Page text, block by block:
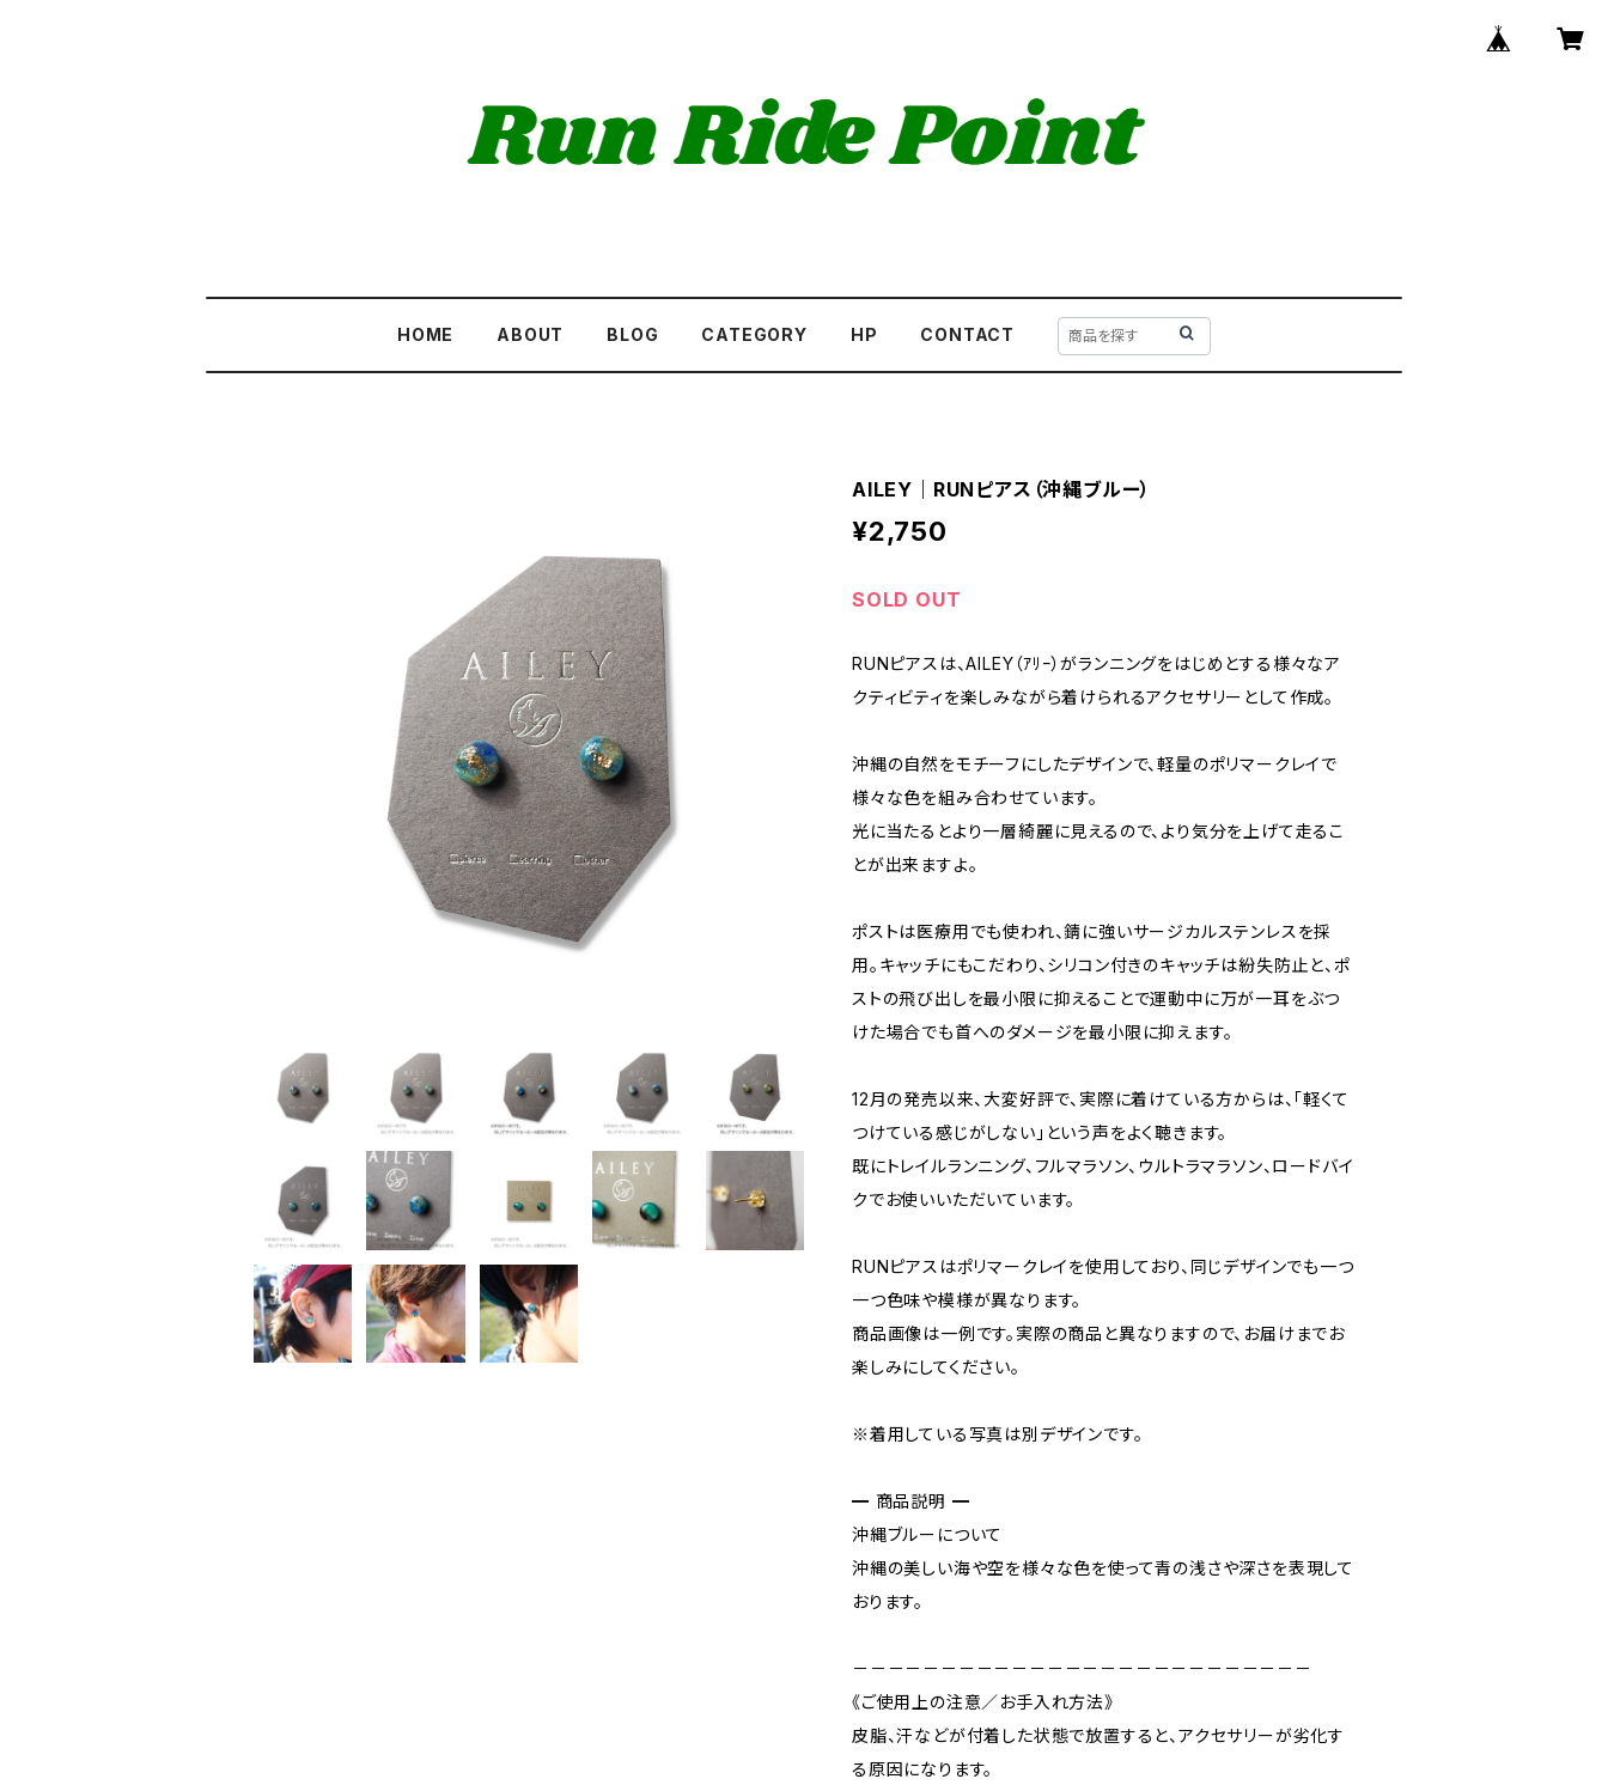
HOME ABOUT BLOG CATEGORY HP CONTACT
AILEY｜RUNピアス（沖縄ブルー）
¥2,750
SOLD OUT
RUNピアスは、AILEY（ｱﾘｰ）がランニングをはじめとする様々なア
クティビティを楽しみながら着けられるアクセサリーとして作成。
沖縄の自然をモチーフにしたデザインで、軽量のポリマークレイで
様々な色を組み合わせています。
光に当たるとより一層綺麗に見えるので、より気分を上げて走るこ
とが出来ますよ。
ポストは医療用でも使われ、錆に強いサージカルステンレスを採
用。キャッチにもこだわり、シリコン付きのキャッチは紛失防止と、ポ
ストの飛び出しを最小限に抑えることで運動中に万が一耳をぶつ
けた場合でも首へのダメージを最小限に抑えます。
12月の発売以来、大変好評で、実際に着けている方からは、「軽くて
つけている感じがしない」という声をよく聴きます。
既にトレイルランニング、フルマラソン、ウルトラマラソン、ロードバイ
クでお使いいただいています。
RUNピアスはポリマークレイを使用しており、同じデザインでも一つ
一つ色味や模様が異なります。
商品画像は一例です。実際の商品と異なりますので、お届けまでお
楽しみにしてください。
※着用している写真は別デザインです。
━ 商品説明 ━
沖縄ブルーについて
沖縄の美しい海や空を様々な色を使って青の浅さや深さを表現して
おります。
－－－－－－－－－－－－－－－－－－－－－－－－－－
《ご使用上の注意／お手入れ方法》
皮脂、汗などが付着した状態で放置すると、アクセサリーが劣化す
る原因になります。